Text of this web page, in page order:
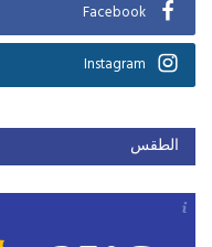
Facebook
Instagram
الطقس